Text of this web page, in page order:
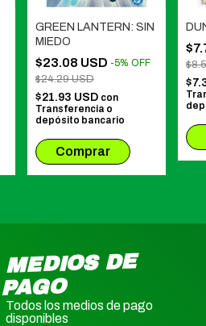
GREEN LANTERN: SIN
MIEDO
$23.08 USD -5% OFF
$24.29 USD
$21.93 USD con
Transferencia o
depósito bancario
MEDIOS DE
PAGO
Todos los medios de pago
disponibles